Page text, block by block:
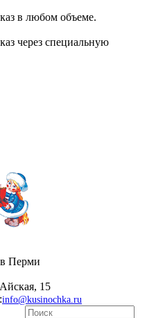
в любом объеме.
через специальную
Перми
15
info@kusinochka.ru